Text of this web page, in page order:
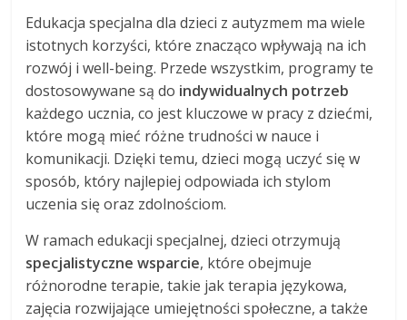
Edukacja specjalna dla dzieci z autyzmem ma wiele
istotnych korzyści, które znacząco wpływają na ich
rozwój i well-being. Przede wszystkim, programy te
dostosowywane są do indywidualnych potrzeb
każdego ucznia, co jest kluczowe w pracy z dziećmi,
które mogą mieć różne trudności w nauce i
komunikacji. Dzięki temu, dzieci mogą uczyć się w
sposób, który najlepiej odpowiada ich stylom
uczenia się oraz zdolnościom.
W ramach edukacji specjalnej, dzieci otrzymują
specjalistyczne wsparcie, które obejmuje
różnorodne terapie, takie jak terapia językowa,
zajęcia rozwijające umiejętności społeczne, a także